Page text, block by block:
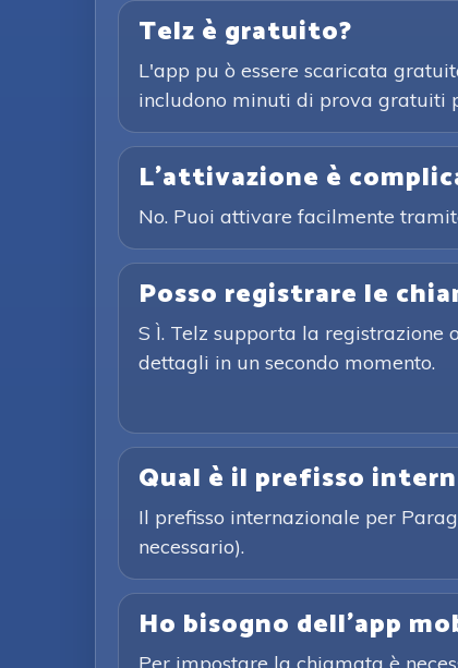
Telz è gratuito?
L'app pu ò essere scaricata
includono minuti di prova gratuiti
L'attivazione è
No. Puoi attivare facilmente
Posso registrare le
S Ì. Telz supporta la
dettagli in un secondo momento.
Qual è il prefisso
Il prefisso internazionale per
necessario).
Ho bisogno dell'app